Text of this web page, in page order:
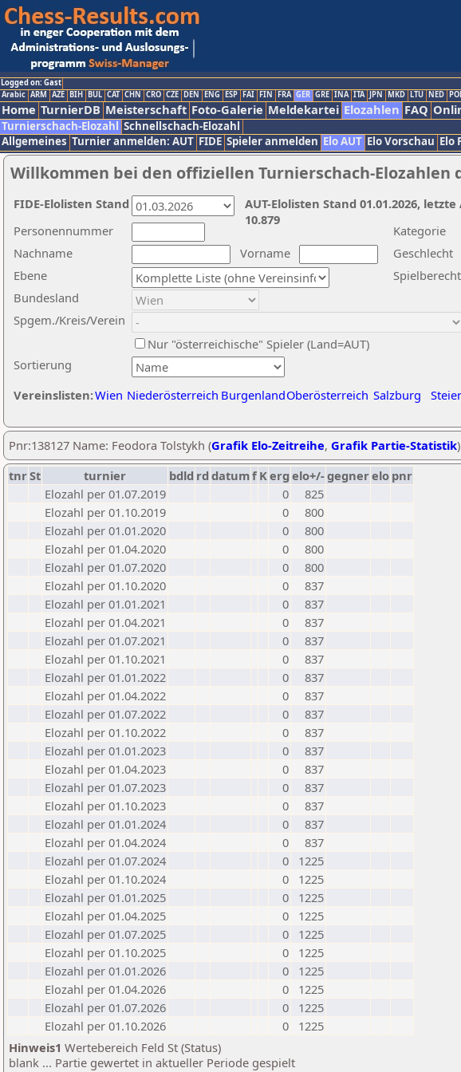
Logged on: Gast
Arabic ARM AZE BIH BUL CAT CHN CRO CZE DEN ENG ESP FAI FIN FRA GER GRE INA ITA JPN MKD LTU NED
Home TurnierDB Meisterschaft Foto-Galerie Meldekartei Elozahlen FAQ
Turnierschach-Elozahl Schnellschach-Elozahl
Allgemeines Turnier anmelden: AUT FIDE Spieler anmelden Elo AUT Elo Vorschau Elo
Willkommen bei den offiziellen Turnierschach-Elozahlen
Nachname
Vorname
Ebene
Kategorie
Sortierung
Personennummer
Bundesland
Spgem./Kreis/Verein
Geschlecht
Nur "österreichische" Spieler (Land=AUT)
Vereinslisten:Wien Niederösterreich BurgenlandOberösterreich Salzburg
AUT-Elolisten Stand 01.01.2026,
10.879
FIDE-Elolisten Stand
Pnr:138127 Name: Feodora Tolstykh (Grafik Elo-Zeitreihe, Grafik Partie-Statistik)
tnrSt turnier bdld rd datumf Kerg elo+/-gegnerelo pnr
Elozahl per 01.07.2019
0
825
Elozahl per 01.10.2019
0
800
Elozahl per 01.01.2020
0
800
Elozahl per 01.04.2020
0
800
Elozahl per 01.07.2020
0
800
Elozahl per 01.10.2020
0
837
Elozahl per 01.01.2021
0
837
Elozahl per 01.04.2021
0
837
Elozahl per 01.07.2021
0
837
Elozahl per 01.10.2021
0
837
Elozahl per 01.01.2022
0
837
Elozahl per 01.04.2022
0
837
Elozahl per 01.07.2022
0
837
Elozahl per 01.10.2022
0
837
Elozahl per 01.01.2023
0
837
Elozahl per 01.04.2023
0
837
Elozahl per 01.07.2023
0
837
Elozahl per 01.10.2023
0
837
Elozahl per 01.01.2024
0
837
Elozahl per 01.04.2024
0
837
Elozahl per 01.07.2024
0
1225
Elozahl per 01.10.2024
0
1225
Elozahl per 01.01.2025
0
1225
Elozahl per 01.04.2025
0
1225
Elozahl per 01.07.2025
0
1225
Elozahl per 01.10.2025
0
1225
Elozahl per 01.01.2026
0
1225
Elozahl per 01.04.2026
0
1225
Elozahl per 01.07.2026
0
1225
Elozahl per 01.10.2026
0
1225
Hinweis1 Wertebereich Feld St (Status)
blank ... Partie gewertet in aktueller Periode gespielt